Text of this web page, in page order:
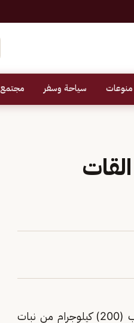
منوعات سياحة وسفر مجتمع
القات
إحباط تهريب (200) كيلوجرام من نبات